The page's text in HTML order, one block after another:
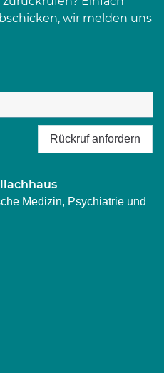
wir melden uns
Rückruf anfordern
Medizin, Psychiatrie und